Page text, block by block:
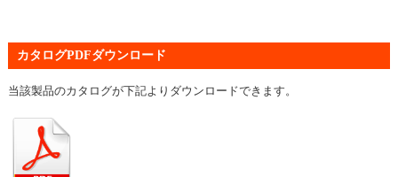
カタログPDFダウンロード
当該製品のカタログが下記よりダウンロードできます。